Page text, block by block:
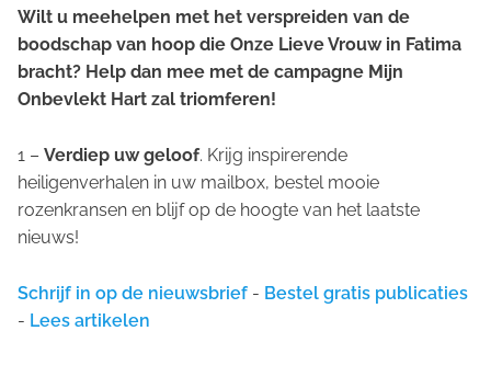
Wilt u meehelpen met het verspreiden van de
boodschap van hoop die Onze Lieve Vrouw in Fatima
bracht? Help dan mee met de campagne Mijn
Onbevlekt Hart zal triomferen!
1 – Verdiep uw geloof. Krijg inspirerende
heiligenverhalen in uw mailbox, bestel mooie
rozenkransen en blijf op de hoogte van het laatste
nieuws!
Schrijf in op de nieuwsbrief - Bestel gratis publicaties
- Lees artikelen